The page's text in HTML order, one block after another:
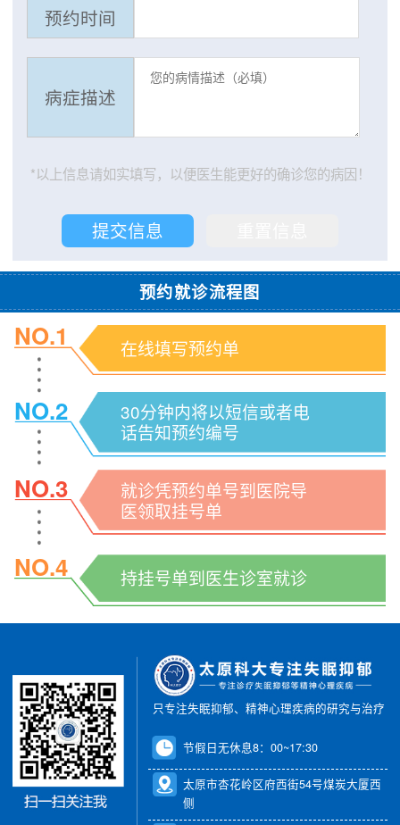
预约时间
病症描述
*以上信息请如实填写，以便医生能更好的确诊您的病因！
预约就诊流程图
NO.1 在线填写预约单
NO.2
30分钟内将以短信或者电
话告知预约编号
NO.3
就诊凭预约单号到医院导
医领取挂号单
NO.4 持挂号单到医生诊室就诊
只专注失眠抑郁、精神心理疾病的研究与治疗
节假日无休息8：00~17:30
太原市杏花岭区府西街54号煤炭大厦西
侧